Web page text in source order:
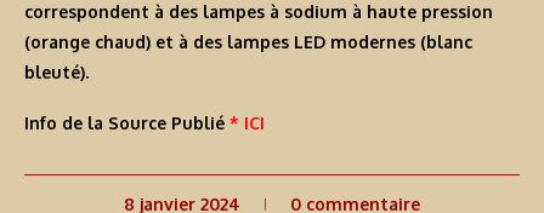
correspondent à des lampes à sodium à haute pression
(orange chaud) et à des lampes LED modernes (blanc
bleuté).
Info de la Source Publié * ICI
8 janvier 2024 0 commentaire